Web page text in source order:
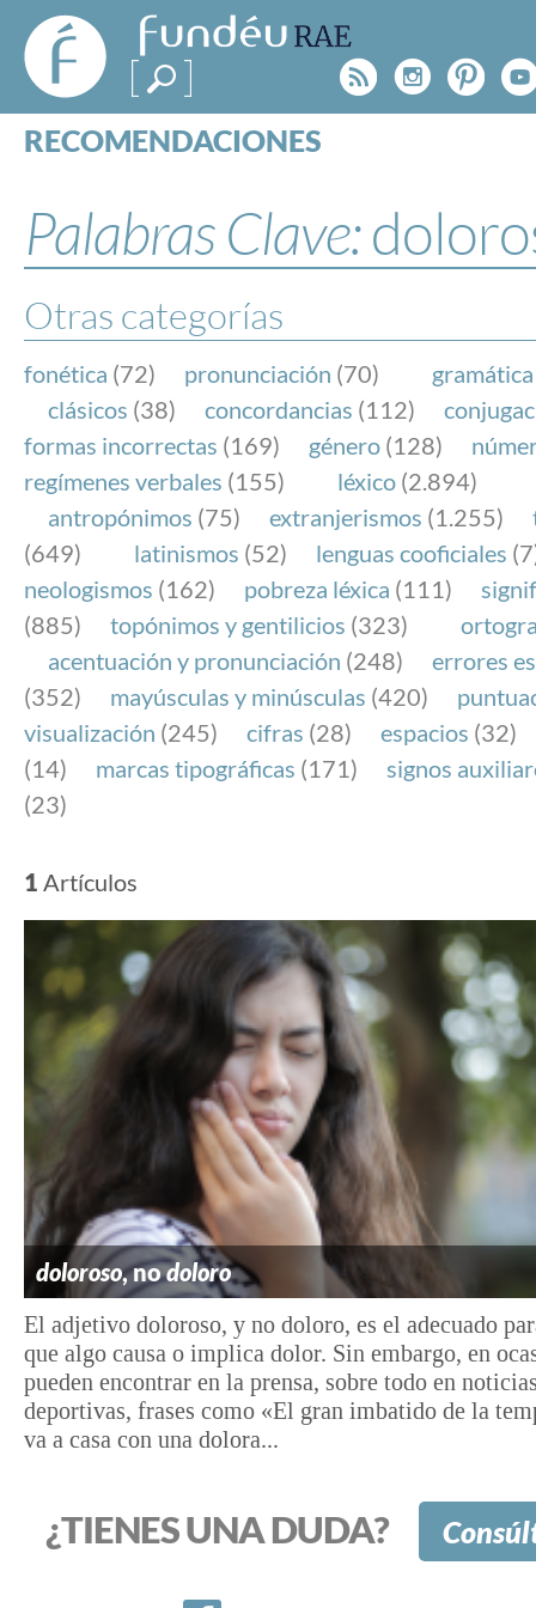
FundéuRAE
- Fundación
del Español
Urgente
Rss
RECOMENDACIONES
ESPECIALES
BLOG
NOTICIAS
SOBRE LA FUNDÉURAE
FundéuRAE es una fundación patrocinada por la
y la Real Academia Española, cuyo objetivo es
el buen uso del español en los medios de
Internet.
Palabras Clave:
Otras categorías
fonética (72) pronunciación (70) gramática
clásicos (38) concordancias (112)
formas incorrectas (169) género (128)
regímenes verbales (155) léxico (2.894)
antropónimos (75) extranjerismos (1.255)
(649)
latinismos (52) lenguas cooficiales
neologismos (162) pobreza léxica (111)
(885)
topónimos y gentilicios (323)
acentuación y pronunciación (248)
errores
(352)
mayúsculas y minúsculas (420)
visualización (245) cifras (28) espacios (32)
(14)
marcas tipográficas (171)
signos
(23)
1 Artículos
doloroso, nodoloro
El adjetivo doloroso, y no doloro, es el adecuado
que algo causa o implica dolor. Sin embargo, en
pueden encontrar en la prensa, sobre todo en
deportivas, frases como «El gran imbatido de la
va a casa con una dolora...
¿TIENES UNA DUDA?